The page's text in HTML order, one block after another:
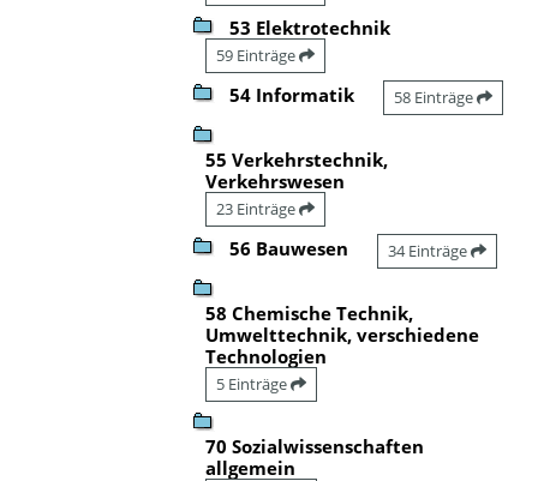
53 Elektrotechnik
59 Einträge
54 Informatik 58 Einträge
55 Verkehrstechnik,
Verkehrswesen
23 Einträge
56 Bauwesen 34 Einträge
58 Chemische Technik,
Umwelttechnik, verschiedene
Technologien
5 Einträge
70 Sozialwissenschaften
allgemein